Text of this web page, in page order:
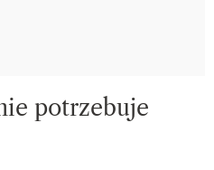
potrzebuje